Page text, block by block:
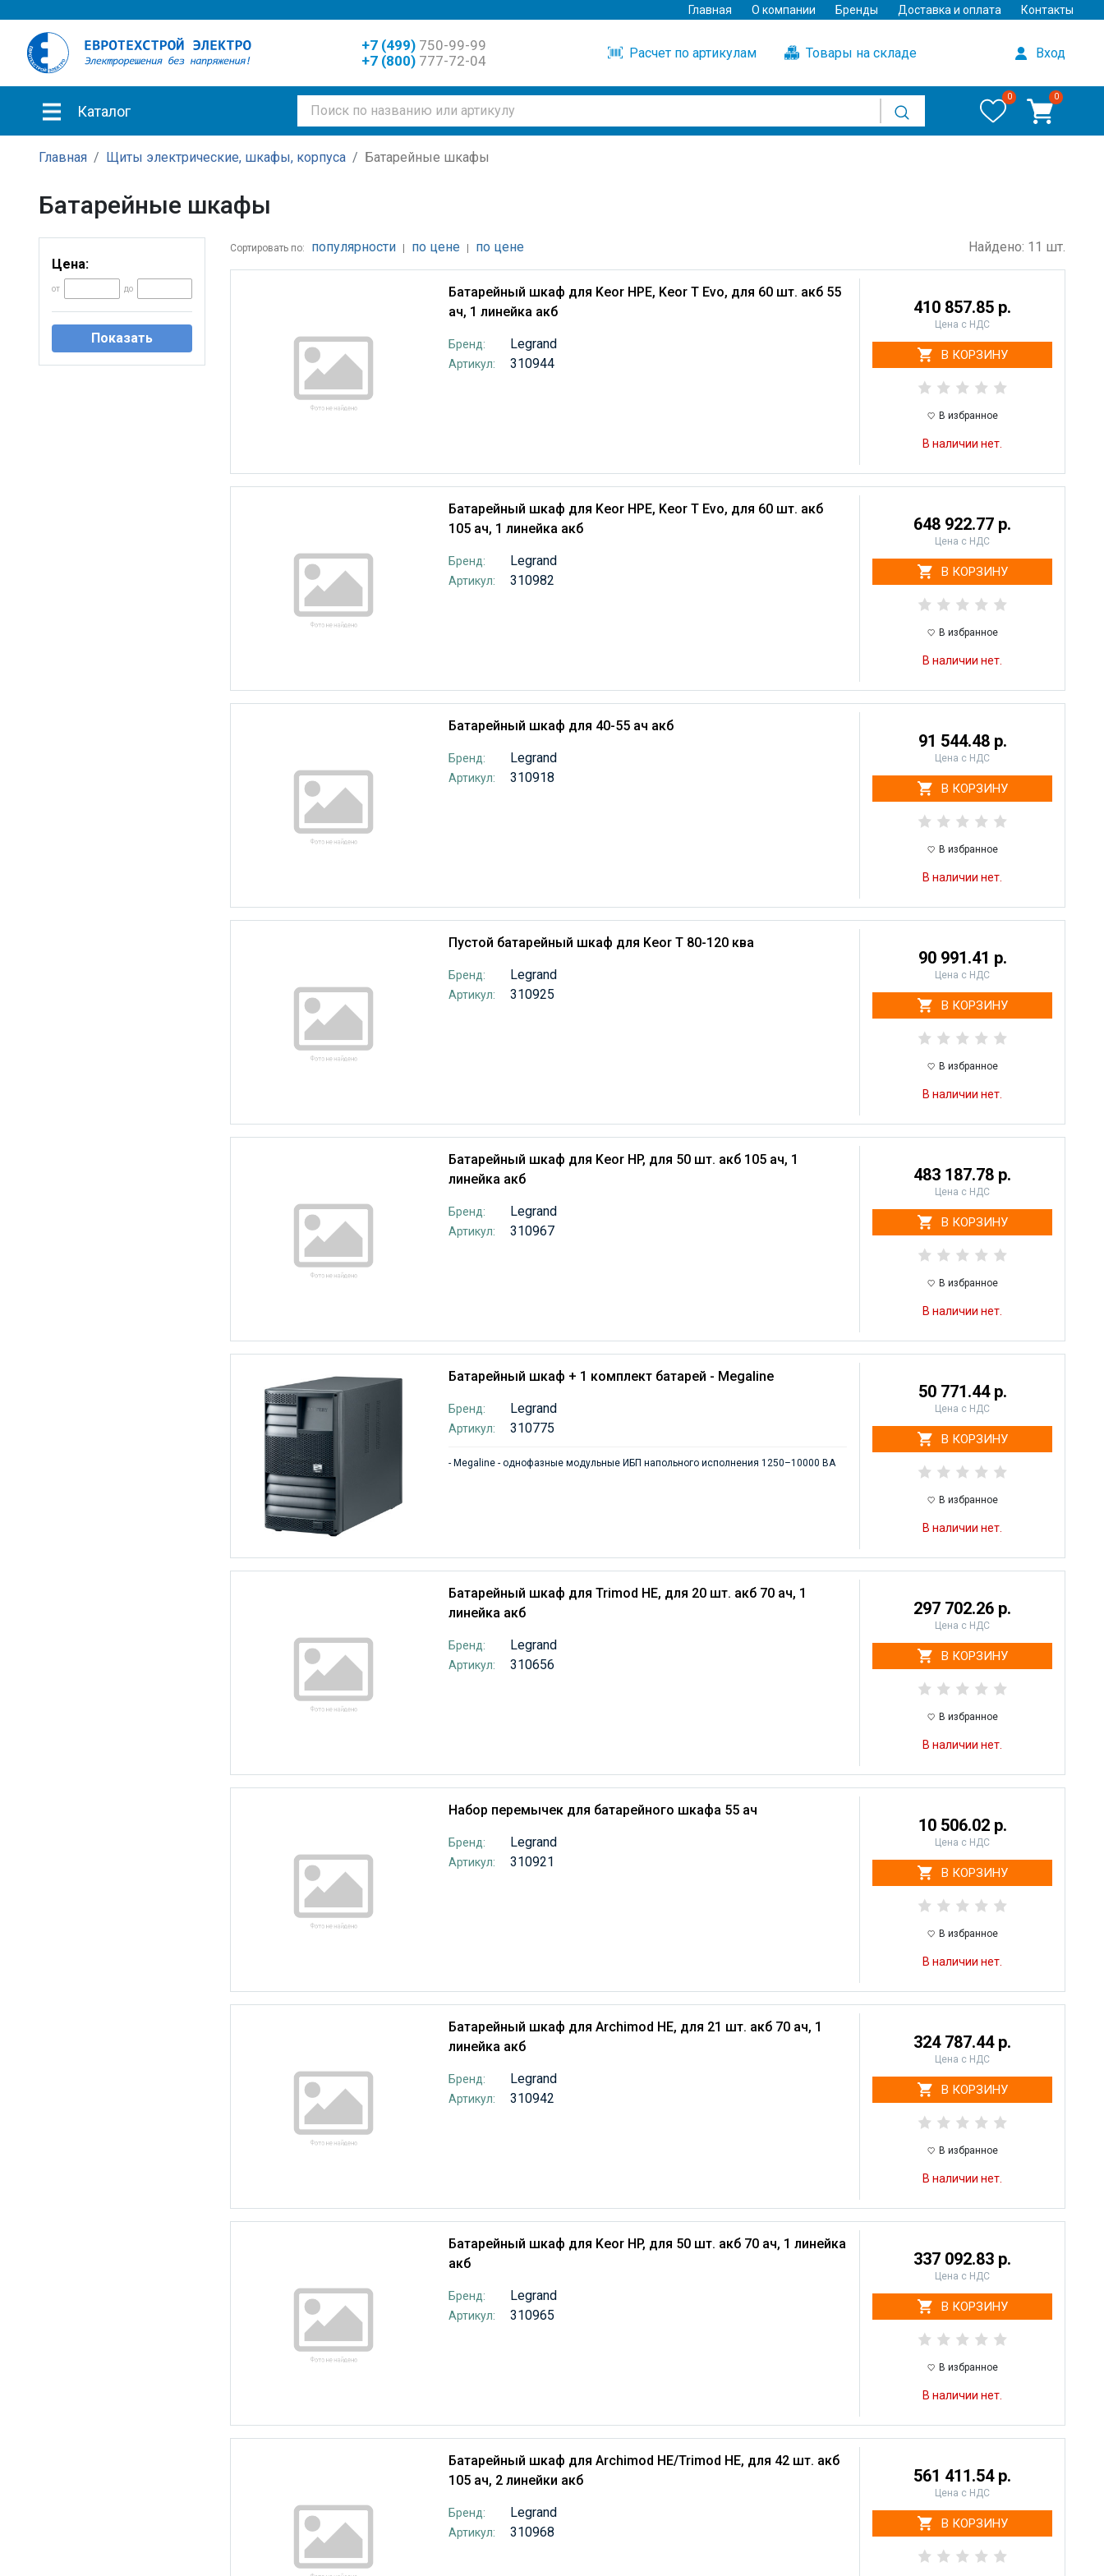
Главная О компании Бренды Доставка и оплата Контакты
+7 (499)750-99-99
+7 (800)777-72-04 Расчет по артикулам Товары на складе Вход
Каталог
0 0
Главная Щиты электрические, шкафы, корпуса Батарейные шкафы
Батарейные шкафы
Цена:
от до
Показать
Сортировать по: популярности по цене по цене Найдено: 11 шт.
Батарейный шкаф для Keor HPE, Keor T Evo, для 60 шт. акб 55
ач, 1 линейка акб
Бренд: Legrand
Артикул: 310944
410 857.85 р.
Цена с НДС
В КОРЗИНУ
В избранное
В наличии нет.
Батарейный шкаф для Keor HPE, Keor T Evo, для 60 шт. акб
105 ач, 1 линейка акб
Бренд: Legrand
Артикул: 310982
648 922.77 р.
Цена с НДС
В КОРЗИНУ
В избранное
В наличии нет.
Батарейный шкаф для 40-55 ач акб
Бренд: Legrand
Артикул: 310918
91 544.48 р.
Цена с НДС
В КОРЗИНУ
В избранное
В наличии нет.
Пустой батарейный шкаф для Keor T 80-120 ква
Бренд: Legrand
Артикул: 310925
90 991.41 р.
Цена с НДС
В КОРЗИНУ
В избранное
В наличии нет.
Батарейный шкаф для Keor HP, для 50 шт. акб 105 ач, 1
линейка акб
Бренд: Legrand
Артикул: 310967
483 187.78 р.
Цена с НДС
В КОРЗИНУ
В избранное
В наличии нет.
Батарейный шкаф + 1 комплект батарей - Megaline
Бренд: Legrand
Артикул: 310775
- Megaline - однофазные модульные ИБП напольного исполнения 1250–10000 ВА
50 771.44 р.
Цена с НДС
В КОРЗИНУ
В избранное
В наличии нет.
Батарейный шкаф для Trimod HE, для 20 шт. акб 70 ач, 1
линейка акб
Бренд: Legrand
Артикул: 310656
297 702.26 р.
Цена с НДС
В КОРЗИНУ
В избранное
В наличии нет.
Набор перемычек для батарейного шкафа 55 ач
Бренд: Legrand
Артикул: 310921
10 506.02 р.
Цена с НДС
В КОРЗИНУ
В избранное
В наличии нет.
Батарейный шкаф для Archimod HE, для 21 шт. акб 70 ач, 1
линейка акб
Бренд: Legrand
Артикул: 310942
324 787.44 р.
Цена с НДС
В КОРЗИНУ
В избранное
В наличии нет.
Батарейный шкаф для Keor HP, для 50 шт. акб 70 ач, 1 линейка
акб
Бренд: Legrand
Артикул: 310965
337 092.83 р.
Цена с НДС
В КОРЗИНУ
В избранное
В наличии нет.
Батарейный шкаф для Archimod HE/Trimod HE, для 42 шт. акб
105 ач, 2 линейки акб
Бренд: Legrand
Артикул: 310968
561 411.54 р.
Цена с НДС
В КОРЗИНУ